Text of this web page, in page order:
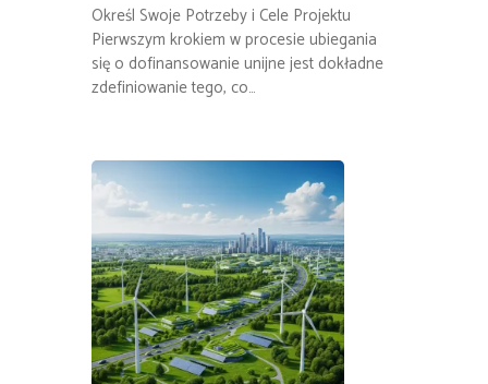
Określ Swoje Potrzeby i Cele Projektu
Pierwszym krokiem w procesie ubiegania
się o dofinansowanie unijne jest dokładne
zdefiniowanie tego, co…